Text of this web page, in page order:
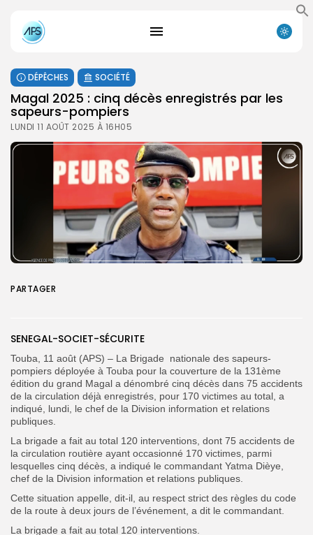
Search
DÉPÊCHES SOCIÉTÉ
Magal 2025 : cinq décès enregistrés par les
sapeurs-pompiers
LUNDI 11 AOÛT 2025 À 16H05
SENEGAL-SOCIET-SÉCURITE
Touba, 11 août (APS) – La Brigade nationale des sapeurs-
pompiers déployée à Touba pour la couverture de la 131ème
édition du grand Magal a dénombré cinq décès dans 75 accidents
de la circulation déjà enregistrés, pour 170 victimes au total, a
indiqué, lundi, le chef de la Division information et relations
publiques.
La brigade a fait au total 120 interventions, dont 75 accidents de
la circulation routière ayant occasionné 170 victimes, parmi
lesquelles cinq décès, a indiqué le commandant Yatma Dièye,
chef de la Division information et relations publiques.
Cette situation appelle, dit-il, au respect strict des règles du code
de la route à deux jours de l’événement, a dit le commandant.
La brigade a fait au total 120 interventions.
PARTAGER